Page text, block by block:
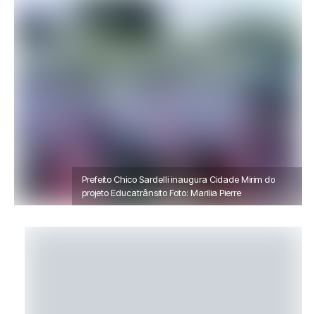
Prefeito Chico Sardelli inaugura Cidade Mirim do
projeto Educatrânsito Foto: Marilia Pierre